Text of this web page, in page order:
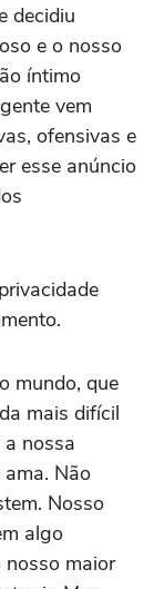
decidiu
e o nosso
íntimo
vem
ofensivas e
esse anúncio
mundo, que
mais difícil
nossa
Não
Nosso
algo
nosso maior